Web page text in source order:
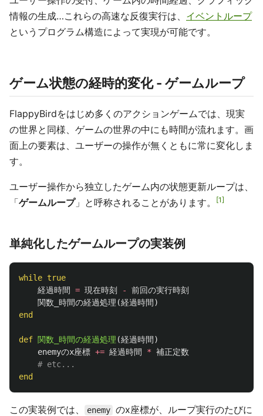
情報の生成…これらの高速な反復実行は、 イベントループ
というプログラム構造によって実現が可能です。
ゲーム状態の経時的変化 - ゲームループ
FlappyBirdをはじめ多くのアクションゲームでは、現実
の世界と同様、ゲームの世界の中にも時間が流れます。画
面上の要素は、ユーザーの操作が無くともに常に変化しま
す。
ユーザー操作から独立したゲーム内の状態更新ループは、
「ゲームループ」と呼称されることがあります。 1
単純化したゲームループの実装例
while true
経過時間
= 現在時刻 -
前回の実行時刻
関数_時間の経過処理 (経過時間 )
end
def 関数_時間の経過処理 (経過時間 )
enemyのx座標 += 経過時間 * 補正定数
# etc...
end
この実装例では、 enemy のx座標が、ループ実行のたびに